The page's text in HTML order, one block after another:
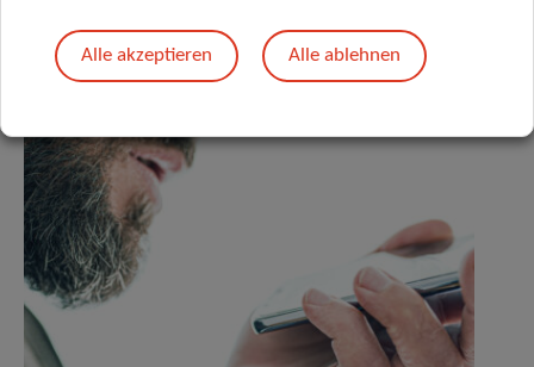
Alle akzeptieren Alle ablehnen